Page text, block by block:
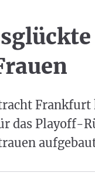
Frankfurt
das Playoff-